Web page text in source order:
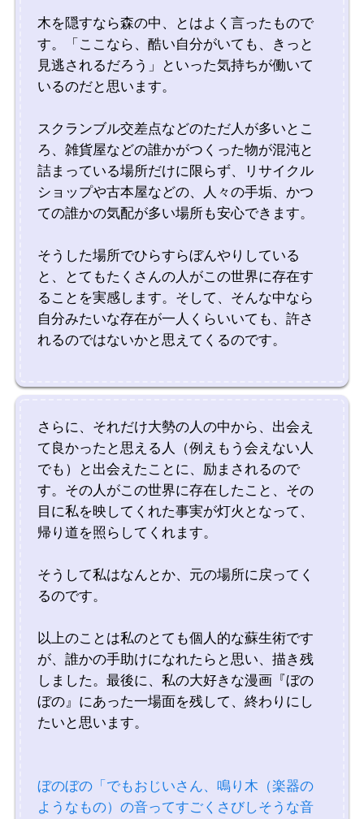
木を隠すなら森の中、とはよく言ったもので
す。「ここなら、酷い自分がいても、きっと
見逃されるだろう」といった気持ちが働いて
いるのだと思います。
スクランブル交差点などのただ人が多いとこ
ろ、雑貨屋などの誰かがつくった物が混沌と
詰まっている場所だけに限らず、リサイクル
ショップや古本屋などの、人々の手垢、かつ
ての誰かの気配が多い場所も安心できます。
そうした場所でひらすらぼんやりしている
と、とてもたくさんの人がこの世界に存在す
ることを実感します。そして、そんな中なら
自分みたいな存在が一人くらいいても、許さ
れるのではないかと思えてくるのです。
さらに、それだけ大勢の人の中から、出会え
て良かったと思える人（例えもう会えない人
でも）と出会えたことに、励まされるので
す。その人がこの世界に存在したこと、その
目に私を映してくれた事実が灯火となって、
帰り道を照らしてくれます。
そうして私はなんとか、元の場所に戻ってく
るのです。
以上のことは私のとても個人的な蘇生術です
が、誰かの手助けになれたらと思い、描き残
しました。最後に、私の大好きな漫画『ぼの
ぼの』にあった一場面を残して、終わりにし
たいと思います。
ぼのぼの「でもおじいさん、鳴り木（楽器の
ようなもの）の音ってすごくさびしそうな音